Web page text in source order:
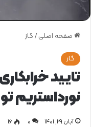
صفحه اصلی / گاز
گاز
تایید
نورداستریم
آبان ۲۹, ۱۴۰۱ 0 ۱۶